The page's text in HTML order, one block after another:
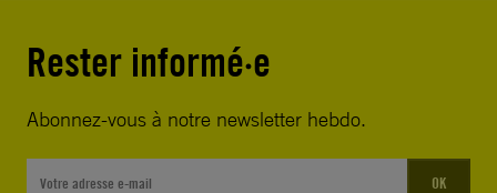
Rester informé·e
Abonnez-vous à notre newsletter hebdo.
OK